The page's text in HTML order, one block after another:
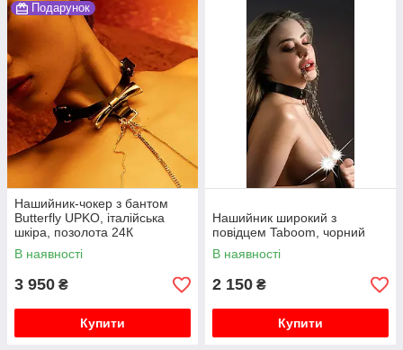
Подарунок
Нашийник-чокер з бантом
Butterfly UPKO, італійська
шкіра, позолота 24К
В наявності
3 950 ₴
Купити
Нашийник широкий з
повідцем Taboom, чорний
В наявності
2 150 ₴
Купити